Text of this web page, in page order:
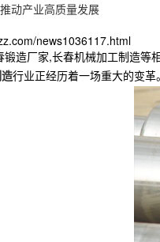
动产业高质量发展
news1036117.html
锻造厂家,长春机械加工制造等
行业正经历着一场重大的变